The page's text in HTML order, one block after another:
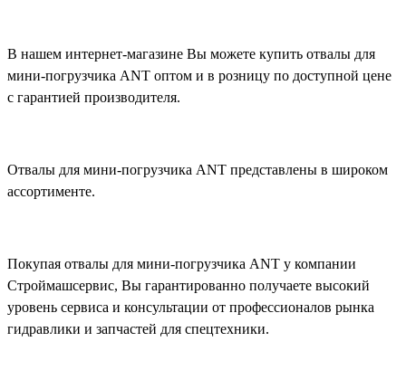
В нашем интернет-магазине Вы можете купить отвалы для
мини-погрузчика ANT оптом и в розницу по доступной цене
с гарантией производителя.
Отвалы для мини-погрузчика ANT представлены в широком
ассортименте.
Покупая отвалы для мини-погрузчика ANT у компании
Строймашсервис, Вы гарантированно получаете высокий
уровень сервиса и консультации от профессионалов рынка
гидравлики и запчастей для спецтехники.